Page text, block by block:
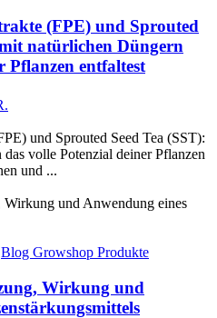
(FPE) und Sprouted
natürlichen Düngern
Pflanzen entfaltest
und Sprouted Seed Tea (SST):
volle Potenzial deiner Pflanzen
und ...
Blog Growshop Produkte
Wirkung und